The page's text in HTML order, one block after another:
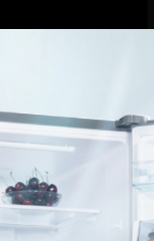
ám mùi khó chịu.